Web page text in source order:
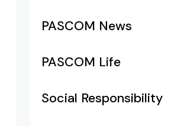
PASCOM News
PASCOM Life
Social Responsibility